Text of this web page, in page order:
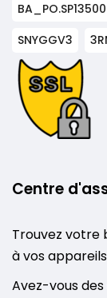
BA_PO.SP13500
SNYGGV3
Centre
Trouvez votre
à vos appareils
Avez-vous